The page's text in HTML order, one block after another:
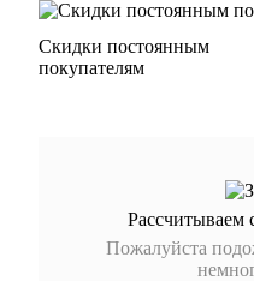
Скидки постоянным
покупателям
Рассчитываем
Пожалуйста